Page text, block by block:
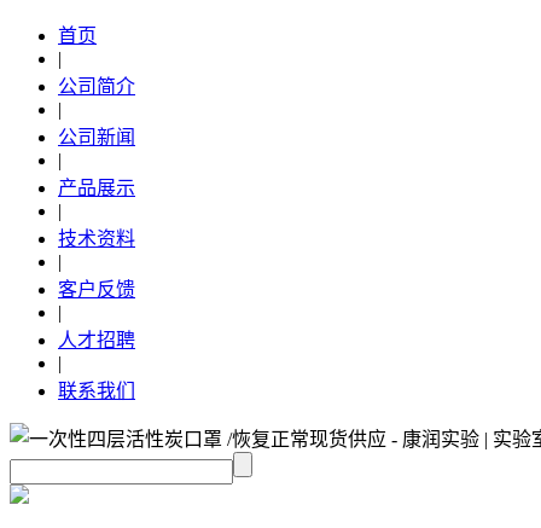
首页
|
公司简介
|
公司新闻
|
产品展示
|
技术资料
|
客户反馈
|
人才招聘
|
联系我们